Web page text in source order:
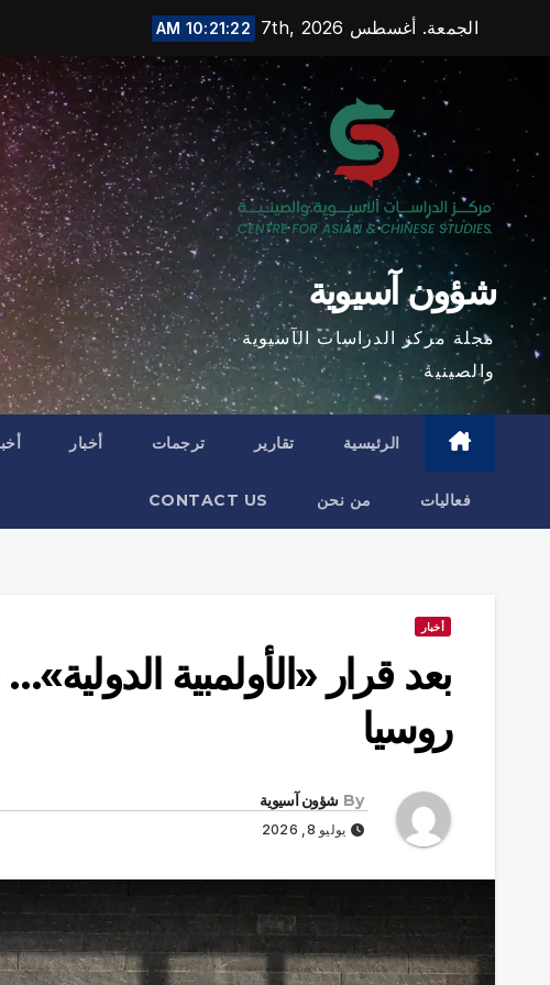
content
الجمعة. أغسطس 7th, 2026 10:21:23 AM
شؤون آسيوية
مجلة مركز الدراسات الآسيوية
والصينية
الرئيسية تقارير ترجمات أخبار
فعاليات من نحن CONTACT US
أخبار
بعد قرار «الأولمبية
روسيا
By شؤون آسيوية
يوليو 8, 2026